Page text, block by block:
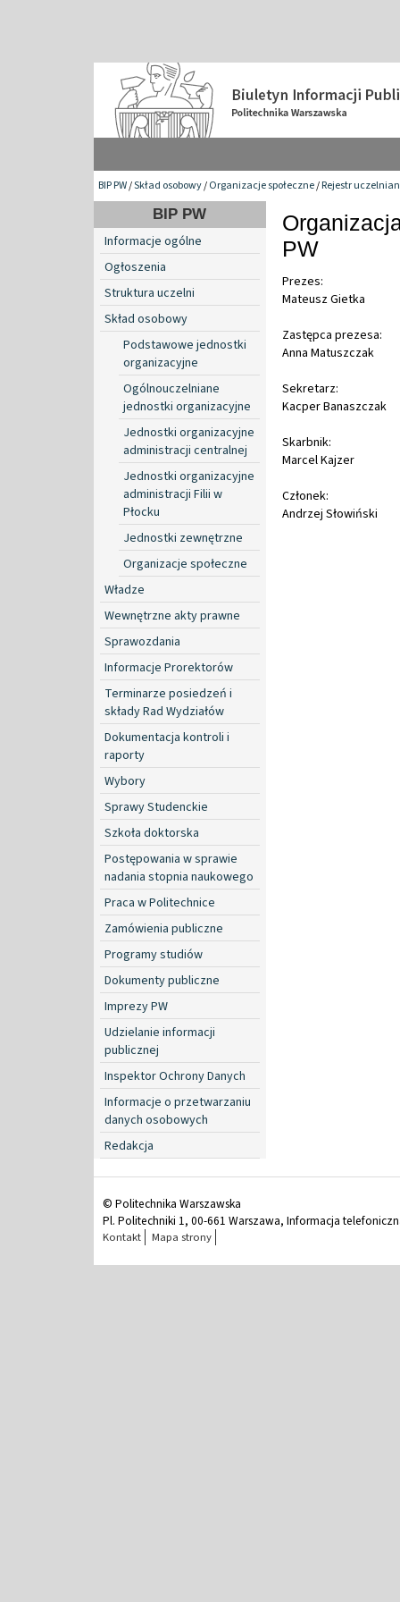
BIP PW/Skład osobowy/Organizacje społeczne/Rejestr
BIP PW
Informacje ogólne
Ogłoszenia
Struktura uczelni
Skład osobowy
Podstawowe jednostki
organizacyjne
Ogólnouczelniane
jednostki organizacyjne
Jednostki organizacyjne
administracji centralnej
Jednostki organizacyjne
administracji Filii w
Płocku
Jednostki zewnętrzne
Organizacje społeczne
Władze
Wewnętrzne akty prawne
Sprawozdania
Informacje Prorektorów
Terminarze posiedzeń i
składy Rad Wydziałów
Dokumentacja kontroli i
raporty
Wybory
Sprawy Studenckie
Szkoła doktorska
Postępowania w sprawie
nadania stopnia naukowego
Praca w Politechnice
Zamówienia publiczne
Programy studiów
Dokumenty publiczne
Imprezy PW
Udzielanie informacji
publicznej
Inspektor Ochrony Danych
Informacje o przetwarzaniu
danych osobowych
Redakcja
PW
Prezes:
Mateusz Gietka
Zastępca prezesa:
Anna Matuszczak
Sekretarz:
Kacper Banaszczak
Skarbnik:
Marcel Kajzer
Członek:
Andrzej Słowiński
© Politechnika Warszawska
Pl. Politechniki 1, 00-661 Warszawa, Informacja
Kontakt Mapa strony